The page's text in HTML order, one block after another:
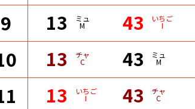
9 13 ミュ
M 43 いちご
I
13 チャ
C 43 ミュ
M
13 いちご
I 43 チャ
C